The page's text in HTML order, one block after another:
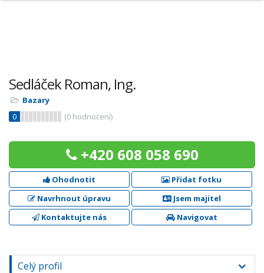
Sedláček Roman, Ing.
Bazary
0
(0 hodnocení)
+420 608 058 690
Ohodnotit
Přidat fotku
Navrhnout úpravu
Jsem majitel
Kontaktujte nás
Navigovat
Celý profil